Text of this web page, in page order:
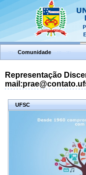
Comunidade
Representação
UFSC